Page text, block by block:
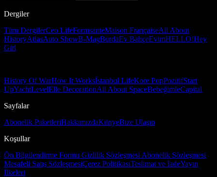
Dergiler
Tüm DergilerCeo LifeFormsanteMaison FrançaiseAll About
HistoryAtlasAuto ShowB-MagBurdaEv BahçeEvimHELLO!Hey
Girl
History Of WarHow It Worksİstanbul LifeKore PopPozitifStart
UpYachtLevelElle DecorationAll About SpaceBebeğimleCapital
Sayfalar
Abonelik PaketleriHakkımızdaKünyeBize Ulaşın
Koşullar
Ön Bilgilendirme Formu Gizlilik Sözleşmesi Abonelik Sözleşmesi
Mesafeli Satış SözleşmesiÇerez PolitikasıTeslimat ve İadeYayın
İlkeleri